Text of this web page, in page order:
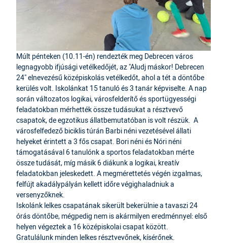
Múlt pénteken (10.11-én) rendezték meg Debrecen város
legnagyobb ifjúsági vetélkedőjét, az "Aludj máskor! Debrecen
24" elnevezésű középiskolás vetélkedőt, ahol a tét a döntőbe
kerülés volt. Iskolánkat 15 tanuló és 3 tanár képviselte. A nap
során változatos logikai, városfelderítő és sportügyességi
feladatokban mérhették össze tudásukat a résztvevő
csapatok, de egzotikus állatbemutatóban is volt részük. A
városfelfedező biciklis túrán Barbi néni vezetésével állati
helyeket érintett a 3 fős csapat. Bori néni és Nóri néni
támogatásával 6 tanulónk a sportos feladatokban mérte
össze tudását, míg másik 6 diákunk a logikai, kreatív
feladatokban jeleskedett. A megmérettetés végén izgalmas,
felfújt akadálypályán kellett időre végighaladniuk a
versenyzőknek.
Iskolánk lelkes csapatának sikerült bekerülnie a tavaszi 24
órás döntőbe, mégpedig nem is akármilyen eredménnyel: első
helyen végeztek a 16 középiskolai csapat között.
Gratulálunk minden lelkes résztvevőnek, kísérőnek.